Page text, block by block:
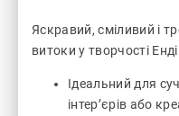
Яскравий, сміливий і
витоки у творчості
Ідеальний для
інтер’єрів або